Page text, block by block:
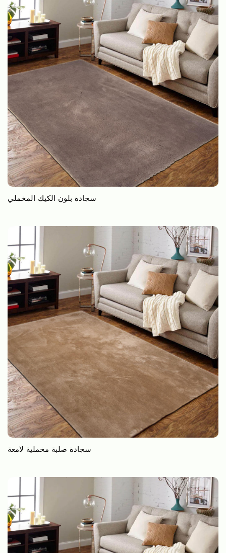
سجادة بلون الكيك المخملي
سجادة صلبة مخملية لامعة